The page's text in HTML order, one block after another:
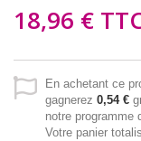
18,96 €
En achetant ce
gagnerez 0,54 €
notre programme
Votre panier